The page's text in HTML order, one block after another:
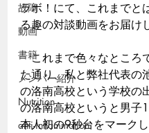
故障
動画
書籍
メンバー紹介
Nutrition
anti-inflammation
ラボ！にて、これまでと
る趣の対談動画をお届け
これまで色々なところ
た通り、私と弊社代表の
の洛南高校という学校の
の洛南高校というと男子
本人初の9秒台をマーク